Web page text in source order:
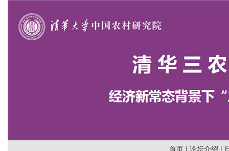
首页 | 论坛介绍 |